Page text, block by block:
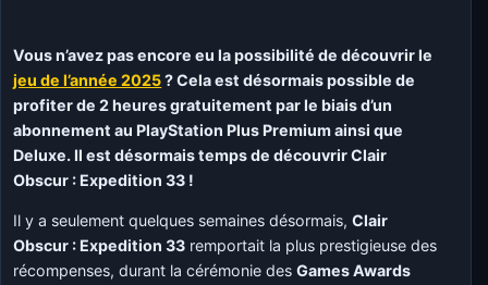
Vous n’avez pas encore eu la possibilité de découvrir le
jeu de l’année 2025? Cela est désormais possible de
profiter de 2 heures gratuitement par le biais d’un
abonnement au PlayStation Plus Premium ainsi que
Deluxe. Il est désormais temps de découvrir Clair
Obscur : Expedition 33 !
Il y a seulement quelques semaines désormais,Clair
Obscur : Expedition 33 remportait la plus prestigieuse des
récompenses, durant la cérémonie desGames Awards